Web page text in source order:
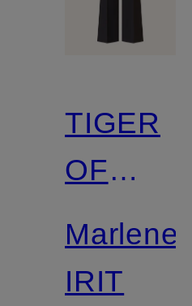
TIGER
OF
SWEDEN
IRIT